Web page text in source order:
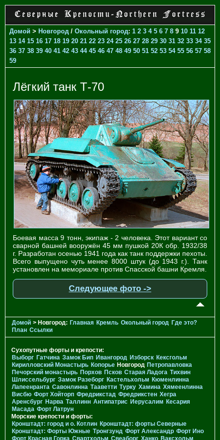
Домой > Новгород / Окольный город: 1 2 3 4 5 6 7 8 9 10 11 12
13 14 15 16 17 18 19 20 21 22 23 24 25 26 27 28 29 30 31 32 33 34 35
36 37 38 39 40 41 42 43 44 45 46 47 48 49 50 51 52 53 54 55 56 57 58
59
Лёгкий танк Т-70
Боевая масса 9 тонн, экипаж - 2 человека. Этот вариант со
сварной башней вооружён 45 мм пушкой 20К обр. 1932/38
г. Разработан осенью 1941 года как танк поддержки пехоты.
Всего выпущено чуть менее 8000 штук (до 1943 г.). Танк
установлен на мемориале против Спасской башни Кремля.
Следующее фото ->
Домой > Новгород: Главная Кремль Окольный город Где это?
План Ссылки
Сухопутные форты и крепости:
Выборг Гатчина Замок Бип Ивангород Изборск Кексгольм
Кирилловский Монастырь Копорье Новгород Петропавловка
Печорcкий монастырь Порхов Псков Старая Ладога Тихвин
Шлиссельбург Замок Разеборг Кастельхольм Кюменлинна
Лапеенранта Савонлинна Тааветти Турку Хамина Хямеенлинна
Висбю Форт Хойторп Фредрикстад Фредрикстен Хегра
Аренсбург Нарва Таллинн Антипатрис Иерусалим Кесария
Масада Форт Латрун
Морские крепости и форты:
Кронштадт: город и о. Котлин Кронштадт: форты Северные
Кронштадт: Форты Южные Тронгзунд Форт Александр Форт Ино
Форт Красная Горка Свартхольм Свеаборг Ханко Ваксхольм